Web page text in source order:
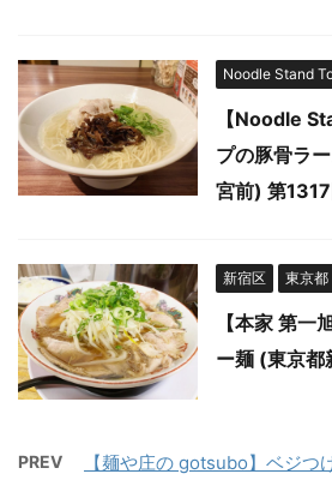
Noodle Stand
【Noodle
プの豚骨ラ
宮前) 第
新宿区 東京都
【本家 第一
ー麺 (東京
PREV
【麺や庄の gotsubo】ベジつ